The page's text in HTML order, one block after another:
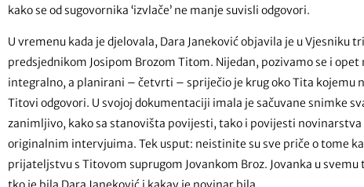
kako se od sugovornika ‘izvlače’ ne manje suvisli odgovori.
U vremenu kada je djelovala, Dara Janeković objavila je u Vjesniku
predsjednikom Josipom Brozom Titom. Nijedan, pozivamo se i
integralno, a planirani – četvrti – spriječio je krug oko Tita kojemu
Titovi odgovori. U svojoj dokumentaciji imala je sačuvane snimke
zanimljivo, kako sa stanovišta povijesti, tako i povijesti novinarstva
originalnim intervjuima. Tek usput: neistinite su sve priče o tome
prijateljstvu s Titovom suprugom Jovankom Broz. Jovanka u